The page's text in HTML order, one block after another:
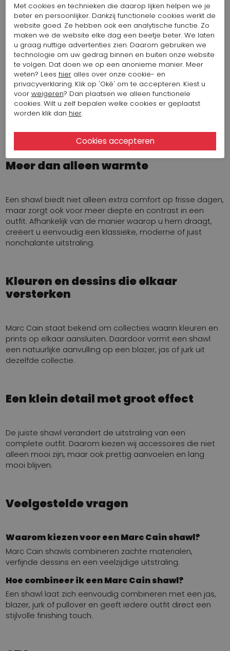
Filter op 1
Marc Cain shawls
Een shawl is vaak de finishing touch van een outfit. Met
kleur, structuur of een opvallende print geeft u eenvoudig
een persoonlijke uitstraling aan uw look. De shawls van
Marc Cain zijn ontworpen om comfortabel te dragen en
laten zich moeiteloos combineren met de
Meer dan alleen warmte
Een shawl biedt niet alleen extra comfort op frisse dagen,
maar zorgt ook voor meer diepte en contrast in een
outfit. Afhankelijk van de manier waarop u hem draagt,
creëert u eenvoudig een klassieke, moderne of juist
nonchalante uitstraling.
Kleuren en dessins die elkaar
versterken
Marc Cain staat bekend om collecties waarin kleuren en
prints op elkaar aansluiten. Daardoor vormt een shawl
een natuurlijke aanvulling op een blazer, jas of jurk uit
dezelfde collectie.
Een klein detail met groot effect
De juiste shawl verandert de uitstraling van een
complete outfit. Daarom kiezen wij accessoires die niet
alleen mooi zijn, maar ook prettig aanvoelen en lang
mooi blijven.
Veelgestelde vragen
Waarom kiezen voor een Marc Cain shawl?
Marc Cain shawls combineren zachte materialen,
verfijnde dessins en een veelzijdige uitstraling.
Hoe combineer ik een Marc Cain shawl?
Een shawl laat zich eenvoudig combineren met een jas,
blazer, jurk of pullover en geeft iedere outfit direct een
stijlvolle finishing touch.
Met cookies en technieken die daarop lijken helpen we je
beter en persoonlijker. Dankzij functionele cookies werkt de
website goed. Ze hebben ook een analytische functie. Zo
maken we de website elke dag een beetje beter. We laten
u graag nuttige advertenties zien. Daarom gebruiken we
technologie om uw gedrag binnen en buiten onze website
te volgen. Dat doen we op een anonieme manier. Meer
weten? Lees hieralles over onze cookie- en
privacyverklaring. Klik op 'Oké' om te accepteren. Kiest u
voor weigeren? Dan plaatsen we alleen functionele
cookies. Wilt u zelf bepalen welke cookies er geplaatst
worden klik dan hier.